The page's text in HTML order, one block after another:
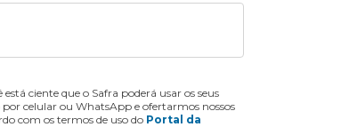
ciente que o Safra poderá usar os seus
celular ou WhatsApp e ofertarmos nossos
com os termos de uso do Portal da